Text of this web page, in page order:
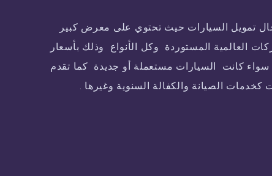
تمويل السيارات حيث تحتوي على معرض كبير
العالمية المستوردة وكل الأنواع وذلك بأسعار
سواء كانت السيارات مستعملة أو جديدة كما تقدم
كخدمات الصيانة والكفالة السنوية وغيرها .